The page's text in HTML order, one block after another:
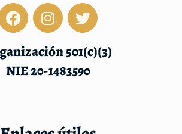
501(c)(3)
NIE 20-1483590